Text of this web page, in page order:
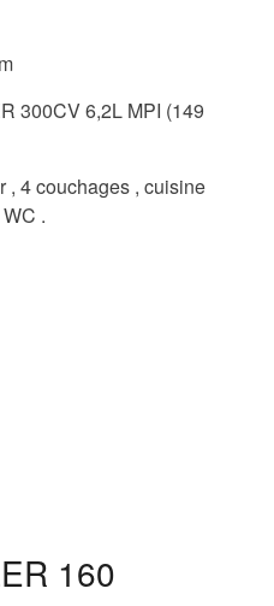
300CV 6,2L MPI (149
, 4 couchages , cuisine
.
160